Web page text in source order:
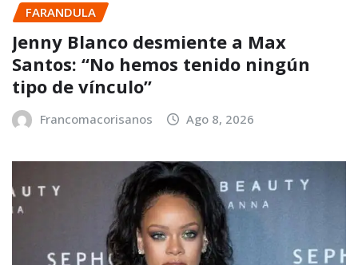
FARANDULA
Jenny Blanco desmiente a Max
Santos: “No hemos tenido ningún
tipo de vínculo”
Francomacorisanos Ago 8, 2026